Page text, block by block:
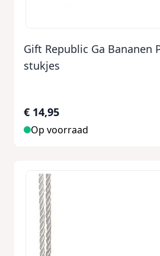
Gift Republic Ga Bananen
stukjes
€ 14,95
Op voorraad